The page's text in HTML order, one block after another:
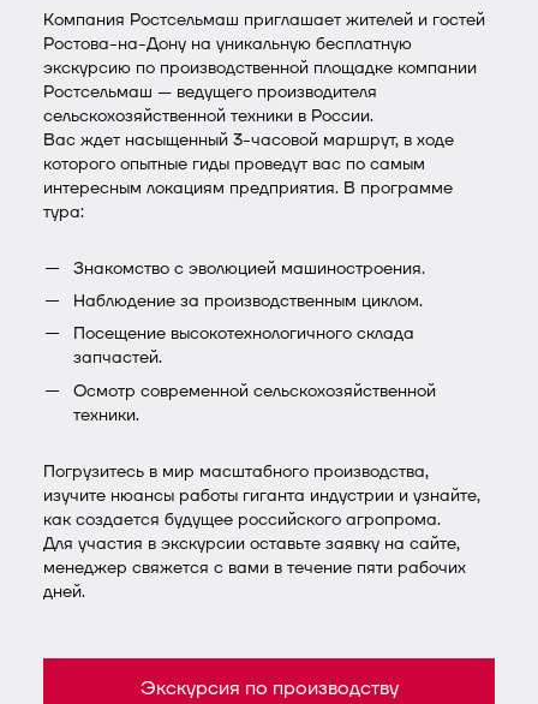
Компания Ростсельмаш приглашает жителей и гостей
Ростова-на-Дону на уникальную бесплатную
экскурсию по производственной площадке компании
Ростсельмаш — ведущего производителя
сельскохозяйственной техники в России.
Вас ждет насыщенный 3-часовой маршрут, в ходе
которого опытные гиды проведут вас по самым
интересным локациям предприятия. В программе
тура:
Знакомство с эволюцией машиностроения.
Наблюдение за производственным циклом.
Посещение высокотехнологичного склада
запчастей.
Осмотр современной сельскохозяйственной
техники.
Погрузитесь в мир масштабного производства,
изучите нюансы работы гиганта индустрии и узнайте,
как создается будущее российского агропрома.
Для участия в экскурсии оставьте заявку на сайте,
менеджер свяжется с вами в течение пяти рабочих
дней.
Экскурсия по производству